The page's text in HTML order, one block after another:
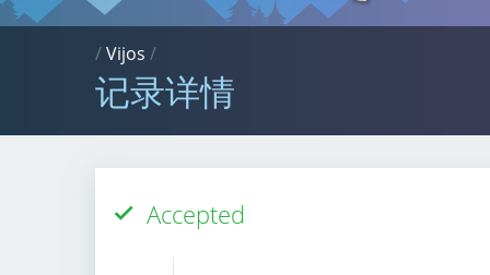
/Vijos /
记录详情
Accepted